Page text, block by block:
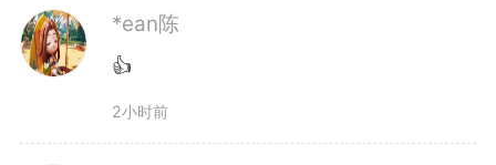
*ean陈
👍
2小时前